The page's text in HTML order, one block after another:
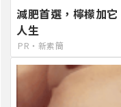
減肥首選，檸檬加
人生
PR・新素簡